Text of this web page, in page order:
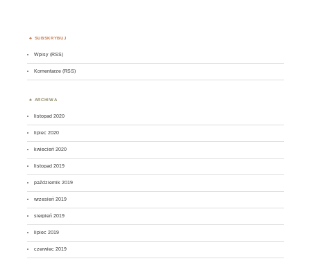
SUBSKRYBUJ
Wpisy (RSS)
Komentarze (RSS)
ARCHIWA
listopad 2020
lipiec 2020
kwiecień 2020
listopad 2019
październik 2019
wrzesień 2019
sierpień 2019
lipiec 2019
czerwiec 2019